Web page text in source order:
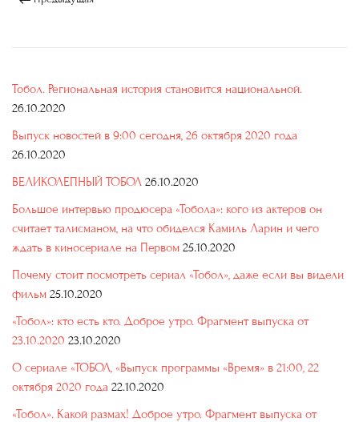
Тобол. Региональная история становится национальной.
26.10.2020
Выпуск новостей в 9:00 сегодня, 26 октября 2020 года
26.10.2020
ВЕЛИКОЛЕПНЫЙ ТОБОЛ 26.10.2020
Большое интервью продюсера «Тобола»: кого из актеров он
считает талисманом, на что обиделся Камиль Ларин и чего
ждать в киносериале на Первом 25.10.2020
Почему стоит посмотреть сериал «Тобол», даже если вы видели
фильм 25.10.2020
«Тобол»: кто есть кто. Доброе утро. Фрагмент выпуска от
23.10.2020 23.10.2020
О сериале «ТОБОЛ, «Выпуск программы «Время» в 21:00, 22
октября 2020 года 22.10.2020
«Тобол». Какой размах! Доброе утро. Фрагмент выпуска от